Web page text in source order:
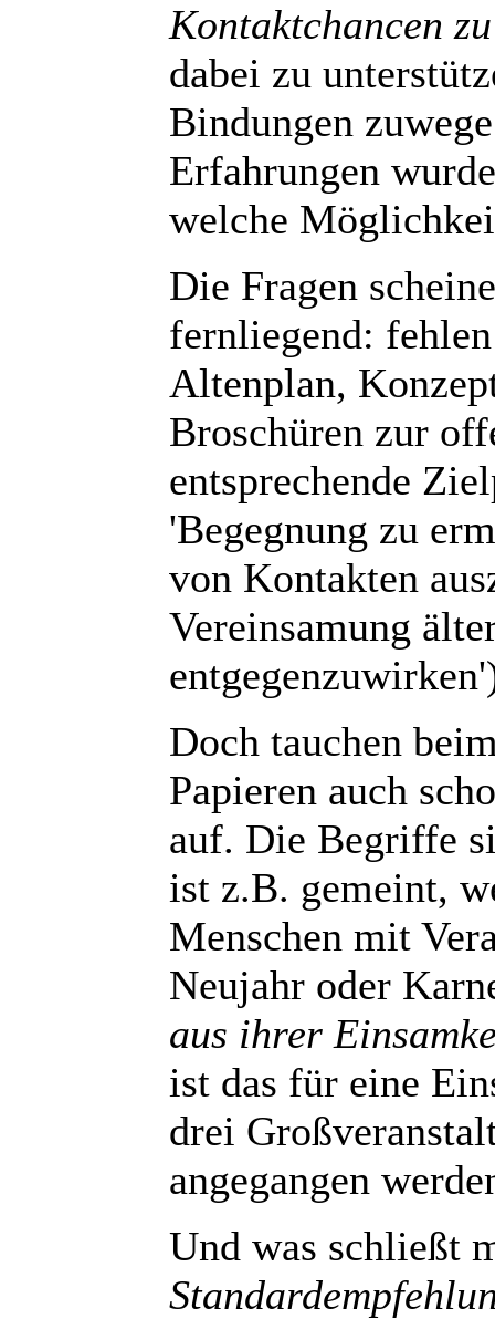
Kontaktchancen
dabei zu
Bindungen
Erfahrungen
welche
Die Fragen
fernliegend:
Altenplan,
Broschüren zur
entsprechende
'Begegnung zu
von Kontakten
Vereinsamung
Doch tauchen
Papieren auch
auf. Die Begriffe
ist z.B. gemeint,
Menschen mit
Neujahr oder
aus ihrer
ist das für eine
drei
angegangen
Und was schließt